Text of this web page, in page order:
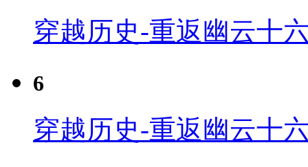
穿越历史-重返幽云十
6
穿越历史-重返幽云十